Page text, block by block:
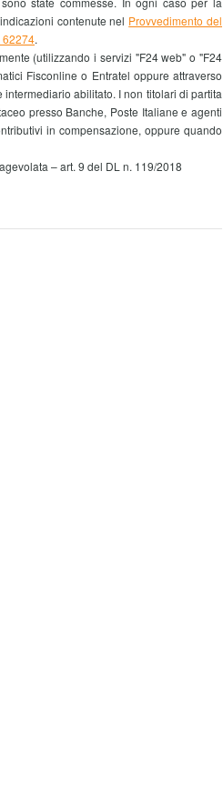
contenute nel Provvedimento del
62274.
(utilizzando i servizi "F24 web" o "F24
Fisconline o Entratel oppure attraverso
abilitato. I non titolari di partita
presso Banche, Poste Italiane e agenti
in compensazione, oppure quando
– art. 9 del DL n. 119/2018